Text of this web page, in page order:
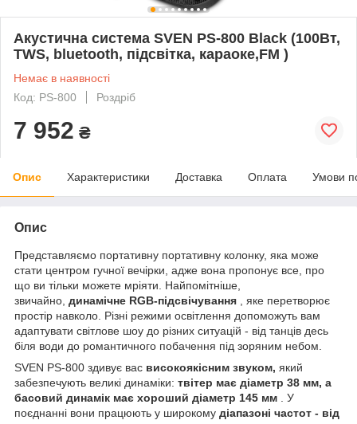
Акустична система SVEN PS-800 Black (100Вт,
TWS, bluetooth, підсвітка, караоке,FM )
Немає в наявності
Код: PS-800
Роздріб
7 952 ₴
Опис Характеристики Доставка Оплата Умови
Опис
Представляємо портативну портативну колонку, яка може
стати центром гучної вечірки, адже вона пропонує все, про
що ви тільки можете мріяти. Найпомітніше,
звичайно, динамічне RGB-підсвічування , яке перетворює
простір навколо. Різні режими освітлення допоможуть вам
адаптувати світлове шоу до різних ситуацій - від танців десь
біля води до романтичного побачення під зоряним небом.
SVEN PS-800 здивує вас високоякісним звуком, який
забезпечують великі динаміки: твітер має діаметр 38 мм, а
басовий динамік має хороший діаметр 145 мм . У
поєднанні вони працюють у широкому діапазоні частот - від